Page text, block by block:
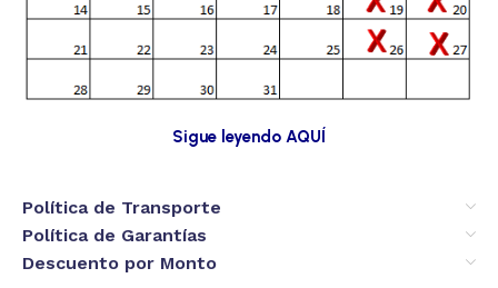
Sigue leyendo AQUÍ
Política de Transporte
Política de Garantías
Descuento por Monto